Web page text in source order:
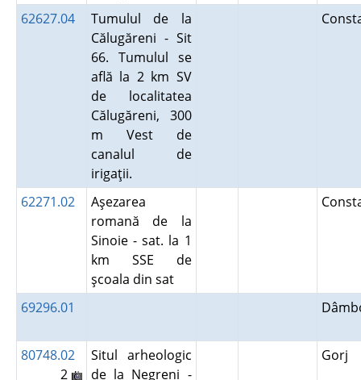
62627.04
Tumulul de la
Călugăreni - Sit
66. Tumulul se
află la 2 km SV
de localitatea
Călugăreni, 300
m Vest de
canalul de
irigaţii.
62271.02
Aşezarea
romană de la
Sinoie - sat. la 1
km SSE de
şcoala din sat
69296.01
80748.02
2
Situl arheologic
de la Negreni -
Gorj